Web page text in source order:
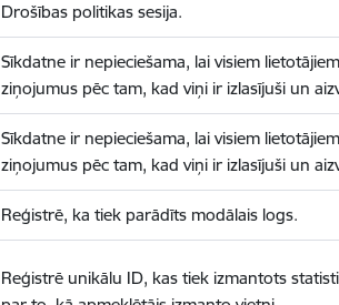
Drošības politikas sesija.
Sīkdatne ir nepieciešama, lai visiem
ziņojumus pēc tam, kad viņi ir izlasījuši un
Sīkdatne ir nepieciešama, lai visiem
ziņojumus pēc tam, kad viņi ir izlasījuši un
Reģistrē, ka tiek parādīts modālais logs.
Reģistrē unikālu ID, kas tiek izmantots